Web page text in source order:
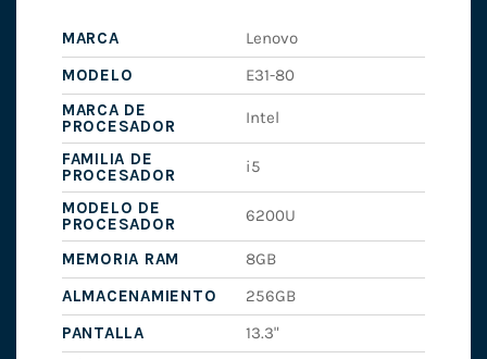
MARCA
Lenovo
MODELO
E31-80
MARCA DE
PROCESADOR
Intel
FAMILIA DE
PROCESADOR
i5
MODELO DE
PROCESADOR
6200U
MEMORIA RAM
8GB
ALMACENAMIENTO
256GB
PANTALLA
13.3"